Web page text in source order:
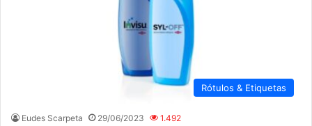
Rótulos & Etiquetas
Eudes Scarpeta 29/06/2023 1.492